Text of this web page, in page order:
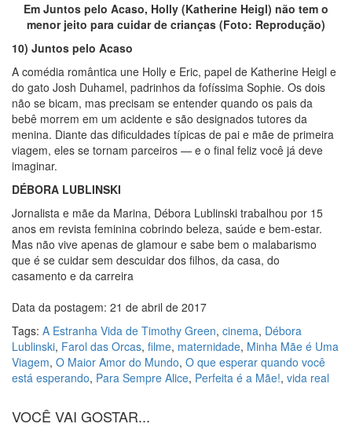
Em Juntos pelo Acaso, Holly (Katherine Heigl) não tem o
menor jeito para cuidar de crianças (Foto: Reprodução)
10) Juntos pelo Acaso
A comédia romântica une Holly e Eric, papel de Katherine Heigl e
do gato Josh Duhamel, padrinhos da fofíssima Sophie. Os dois
não se bicam, mas precisam se entender quando os pais da
bebê morrem em um acidente e são designados tutores da
menina. Diante das dificuldades típicas de pai e mãe de primeira
viagem, eles se tornam parceiros — e o final feliz você já deve
imaginar.
DÉBORA LUBLINSKI
Jornalista e mãe da Marina, Débora Lublinski trabalhou por 15
anos em revista feminina cobrindo beleza, saúde e bem-estar.
Mas não vive apenas de glamour e sabe bem o malabarismo
que é se cuidar sem descuidar dos filhos, da casa, do
casamento e da carreira
Data da postagem: 21 de abril de 2017
Tags: A Estranha Vida de Timothy Green, cinema, Débora
Lublinski, Farol das Orcas, filme, maternidade, Minha Mãe é Uma
Viagem, O Maior Amor do Mundo, O que esperar quando você
está esperando, Para Sempre Alice, Perfeita é a Mãe!, vida real
VOCÊ VAI GOSTAR...